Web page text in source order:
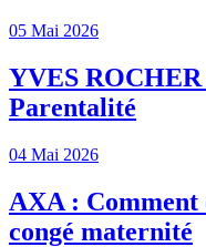
05 Mai 2026
YVES
Parentalité
04 Mai 2026
AXA : Comment
congé maternité